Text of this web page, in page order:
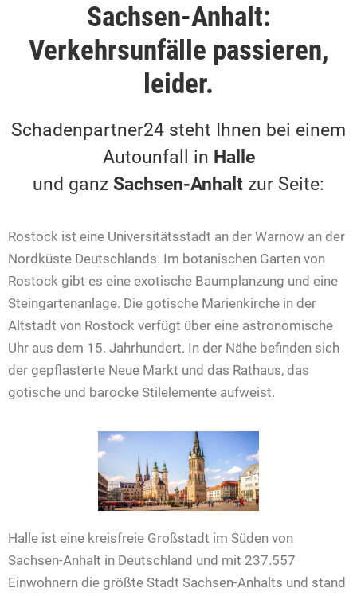
Sachsen-Anhalt:
Verkehrsunfälle passieren,
leider.
Schadenpartner24 steht Ihnen bei einem
Autounfall in Halle
und ganz Sachsen-Anhalt zur Seite:
Rostock ist eine Universitätsstadt an der Warnow an der
Nordküste Deutschlands. Im botanischen Garten von
Rostock gibt es eine exotische Baumplanzung und eine
Steingartenanlage. ­Die gotische Marienkirche in der
Altstadt von Rostock verfügt über eine astronomische
Uhr aus dem 15. Jahrhundert. In der Nähe befinden sich
der gepflasterte Neue Markt und das Rathaus, das
gotische und barocke Stilelemente aufweist.
Halle ist eine kreisfreie Großstadt im Süden von
Sachsen-Anhalt in Deutschland und mit 237.557
Einwohnern die größte Stadt Sachsen-Anhalts und stand